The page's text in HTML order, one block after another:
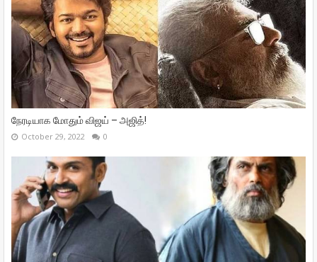
நேரடியாக மோதும் விஜய் – அஜித்!
October 29, 2022 0